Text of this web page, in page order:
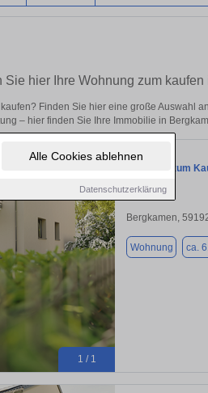
Alle Cookies ablehnen
Datenschutzerklärung
Sie hier Ihre Wohnung zum
Finden Sie hier eine große Auswahl
– hier finden Sie Ihre Immobilie in
1 / 1
Wohnung zum
Bergkamen,
Wohnung ca.